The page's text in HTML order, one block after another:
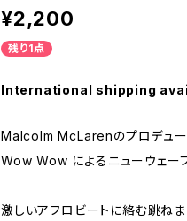
¥2,200
残り1点
International shipping
Malcolm McLarenのプロデュ
Wow Wow によるニューウェーブ
激しいアフロビートに絡む跳ね